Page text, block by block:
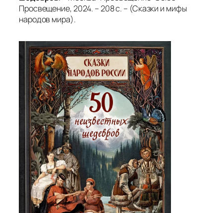
Просвещение, 2024. – 208 с. – (Сказки и мифы
народов мира).